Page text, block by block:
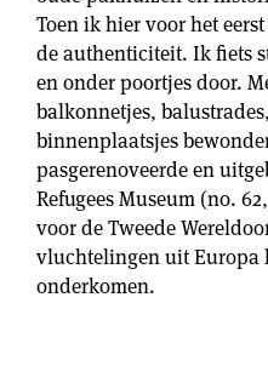
Toen ik hier voor het
de authenticiteit. Ik fiets
en onder poortjes door.
balkonnetjes,
binnenplaatsjes
pasgerenoveerde en
Refugees Museum (no.
voor de Tweede
vluchtelingen uit Europa
onderkomen.